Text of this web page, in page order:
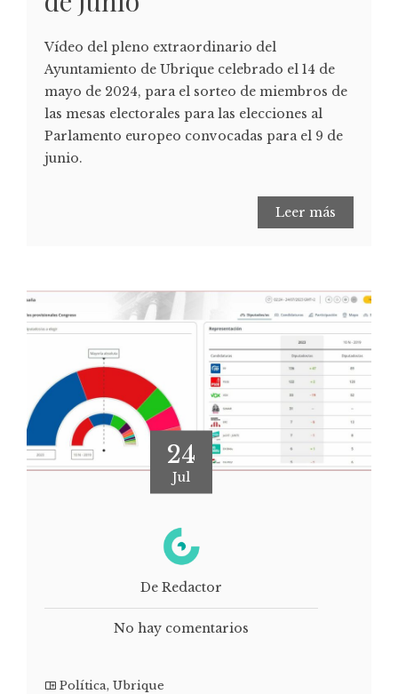
Vídeo del pleno extraordinario del
Ayuntamiento de Ubrique celebrado el 14 de
mayo de 2024, para el sorteo de miembros de
las mesas electorales para las elecciones al
Parlamento europeo convocadas para el 9 de
junio.
Leer más
24
Jul
De Redactor
No hay comentarios
Política, Ubrique